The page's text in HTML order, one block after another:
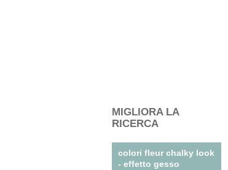
MIGLIORA LA
RICERCA
colori fleur chalky look
- effetto gesso